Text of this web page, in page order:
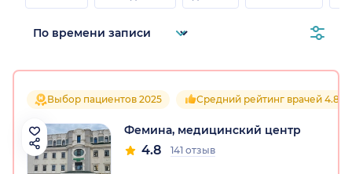
Выбор пациентов 2025 Средний рейтинг врачей 4.8
Фемина, медицинский центр
4.8 141 отзыв